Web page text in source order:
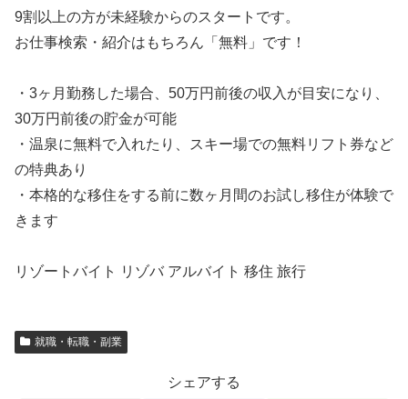
9割以上の方が未経験からのスタートです。
お仕事検索・紹介はもちろん「無料」です！
・3ヶ月勤務した場合、50万円前後の収入が目安になり、
30万円前後の貯金が可能
・温泉に無料で入れたり、スキー場での無料リフト券など
の特典あり
・本格的な移住をする前に数ヶ月間のお試し移住が体験で
きます
リゾートバイト リゾバ アルバイト 移住 旅行
就職・転職・副業
シェアする